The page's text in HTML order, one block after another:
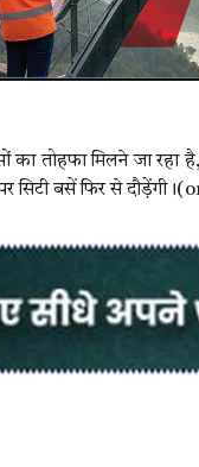
का तोहफा मिलने जा
सिटी बसें फिर से